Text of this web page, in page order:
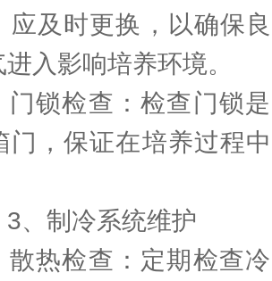
应及时更换，以确保
入影响培养环境。
检查：检查门锁是
门，保证在培养过程
制冷系统维护
检查：定期检查冷